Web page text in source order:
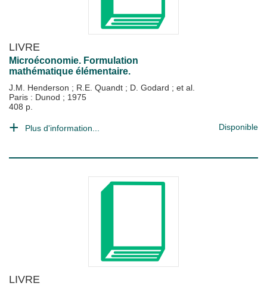
LIVRE
Microéconomie. Formulation
mathématique élémentaire.
J.M. Henderson ; R.E. Quandt ; D. Godard ; et al.
Paris : Dunod ; 1975
408 p.
Plus d'information... Disponible
LIVRE